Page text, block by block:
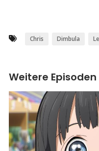
Chris Dimbula
Weitere Episoden